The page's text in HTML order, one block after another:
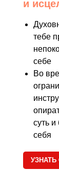
и
тебе
себе
Во
суть и
себя
УЗНАТЬ